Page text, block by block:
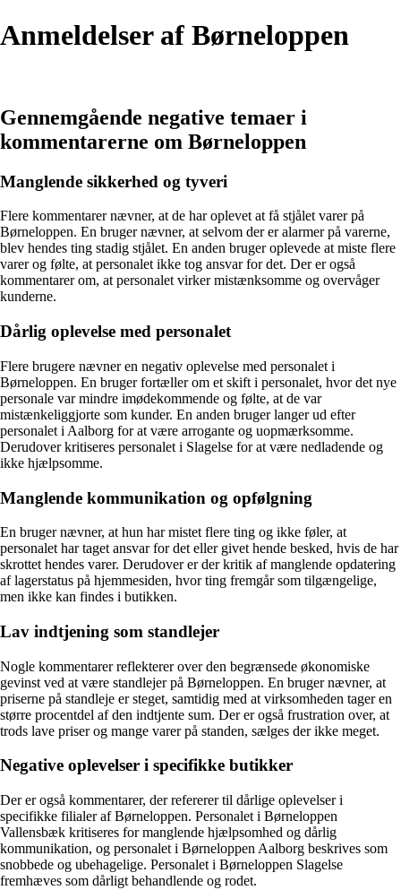
Anmeldelser af Børneloppen
Gennemgående negative temaer i
kommentarerne om Børneloppen
Manglende sikkerhed og tyveri
Flere kommentarer nævner, at de har oplevet at få stjålet varer på
Børneloppen. En bruger nævner, at selvom der er alarmer på varerne,
blev hendes ting stadig stjålet. En anden bruger oplevede at miste flere
varer og følte, at personalet ikke tog ansvar for det. Der er også
kommentarer om, at personalet virker mistænksomme og overvåger
kunderne.
Dårlig oplevelse med personalet
Flere brugere nævner en negativ oplevelse med personalet i
Børneloppen. En bruger fortæller om et skift i personalet, hvor det nye
personale var mindre imødekommende og følte, at de var
mistænkeliggjorte som kunder. En anden bruger langer ud efter
personalet i Aalborg for at være arrogante og uopmærksomme.
Derudover kritiseres personalet i Slagelse for at være nedladende og
ikke hjælpsomme.
Manglende kommunikation og opfølgning
En bruger nævner, at hun har mistet flere ting og ikke føler, at
personalet har taget ansvar for det eller givet hende besked, hvis de har
skrottet hendes varer. Derudover er der kritik af manglende opdatering
af lagerstatus på hjemmesiden, hvor ting fremgår som tilgængelige,
men ikke kan findes i butikken.
Lav indtjening som standlejer
Nogle kommentarer reflekterer over den begrænsede økonomiske
gevinst ved at være standlejer på Børneloppen. En bruger nævner, at
priserne på standleje er steget, samtidig med at virksomheden tager en
større procentdel af den indtjente sum. Der er også frustration over, at
trods lave priser og mange varer på standen, sælges der ikke meget.
Negative oplevelser i specifikke butikker
Der er også kommentarer, der refererer til dårlige oplevelser i
specifikke filialer af Børneloppen. Personalet i Børneloppen
Vallensbæk kritiseres for manglende hjælpsomhed og dårlig
kommunikation, og personalet i Børneloppen Aalborg beskrives som
snobbede og ubehagelige. Personalet i Børneloppen Slagelse
fremhæves som dårligt behandlende og rodet.